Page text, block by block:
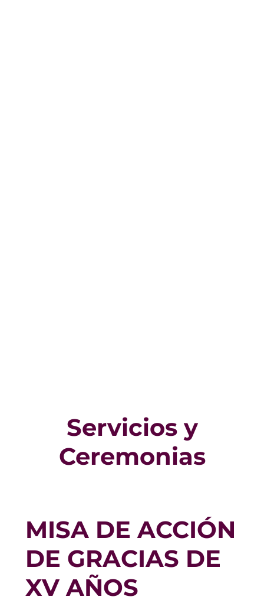
MISA DE ACCIÓN
DE GRACIAS DE
XV AÑOS
Servicios y
Ceremonias